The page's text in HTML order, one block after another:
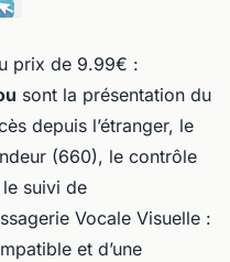
prix de 9.99€ :
sont la présentation du
depuis l’étranger, le
(660), le contrôle
suivi de
Vocale Visuelle :
et d’une